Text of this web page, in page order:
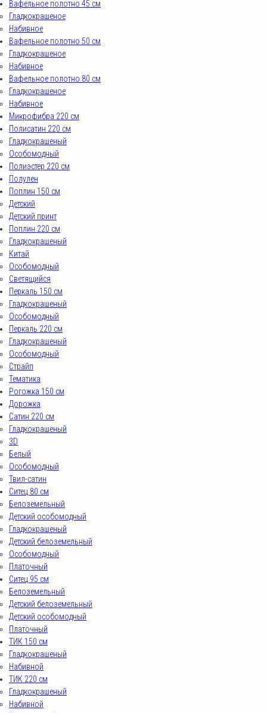
Вафельное полотно 45 см
Гладкокрашеное
Набивное
Вафельное полотно 50 см
Гладкокрашеное
Набивное
Вафельное полотно 80 см
Гладкокрашеное
Набивное
Микрофибра 220 см
Полисатин 220 см
Гладкокрашеный
Особомодный
Полиэстер 220 см
Полулен
Поплин 150 см
Детский
Детский принт
Поплин 220 см
Гладкокрашеный
Китай
Особомодный
Светящийся
Перкаль 150 см
Гладкокрашеный
Особомодный
Перкаль 220 см
Гладкокрашеный
Особомодный
Страйп
Тематика
Рогожка 150 см
Дорожка
Сатин 220 см
Гладкокрашеный
3D
Белый
Особомодный
Твил-сатин
Ситец 80 см
Белоземельный
Детский особомодный
Гладкокрашеный
Детский белоземельный
Особомодный
Платочный
Ситец 95 см
Белоземельный
Детский белоземельный
Детский особомодный
Платочный
ТИК 150 см
Гладкокрашеный
Набивной
ТИК 220 см
Гладкокрашеный
Набивной